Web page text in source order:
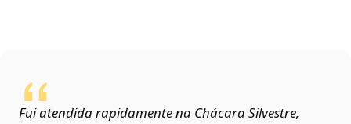
Fui atendida rapidamente na Chácara Silvestre,